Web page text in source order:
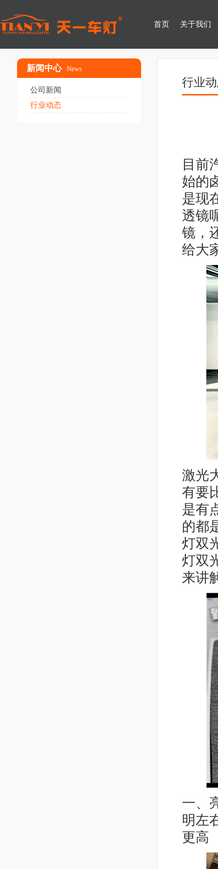
首页 关于我们
新闻中心 News
公司新闻
行业动态
行业
目前
始的
是现
透镜
镜，
给大
激光
有要
是有
的都
灯双
灯双
来讲
一、
明左
更高